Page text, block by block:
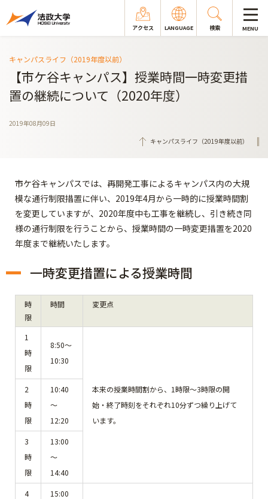
アクセス LANGUAGE 検索 MENU
キャンパスライフ（2019年度以前）
【市ケ谷キャンパス】授業時間一時変更措
置の継続について（2020年度）
2019年08月09日
キャンパスライフ（2019年度以前）
市ケ谷キャンパスでは、再開発工事によるキャンパス内の大規
模な通行制限措置に伴い、2019年4月から一時的に授業時間割
を変更していますが、2020年度中も工事を継続し、引き続き同
様の通行制限を行うことから、授業時間の一時変更措置を2020
年度まで継続いたします。
一時変更措置による授業時間
時
限
時間 変更点
1
時
限
8:50～
10:30
本来の授業時間割から、1時限～3時限の開
始・終了時刻をそれぞれ10分ずつ繰り上げて
います。
2
時
限
10:40
～
12:20
3
時
限
13:00
～
14:40
4
15:00